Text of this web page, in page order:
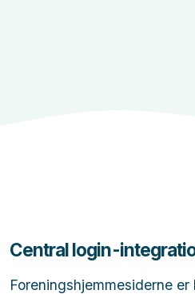
Central login-
Foreningshjemmesiderne